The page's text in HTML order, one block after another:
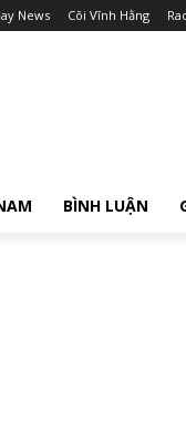
News Cõi Vĩnh Hằng
BÌNH LUẬN